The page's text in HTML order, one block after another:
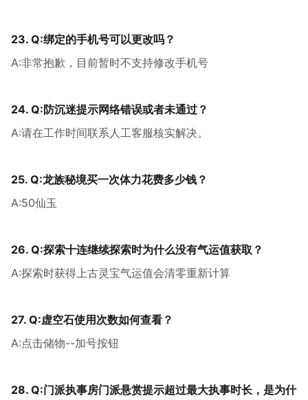
23. Q:绑定的手机号可以更改吗？
A:非常抱歉，目前暂时不支持修改手机号
24. Q:防沉迷提示网络错误或者未通过？
A:请在工作时间联系人工客服核实解决。
25. Q:龙族秘境买一次体力花费多少钱？
A:50仙玉
26. Q:探索十连继续探索时为什么没有气运值获取？
A:探索时获得上古灵宝气运值会清零重新计算
27. Q:虚空石使用次数如何查看？
A:点击储物--加号按钮
28. Q:门派执事房门派悬赏提示超过最大执事时长，是为什